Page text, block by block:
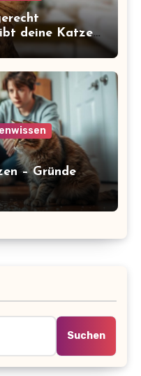
deine Katze
– Gründe
Suchen